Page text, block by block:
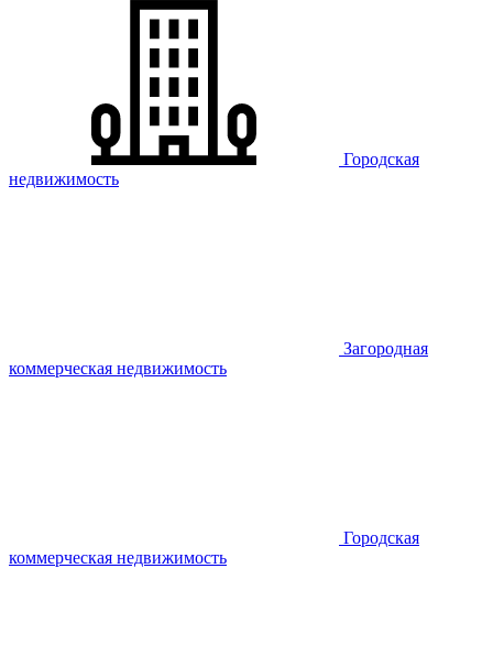
Городская
недвижимость
Загородная
коммерческая недвижимость
Городская
коммерческая недвижимость